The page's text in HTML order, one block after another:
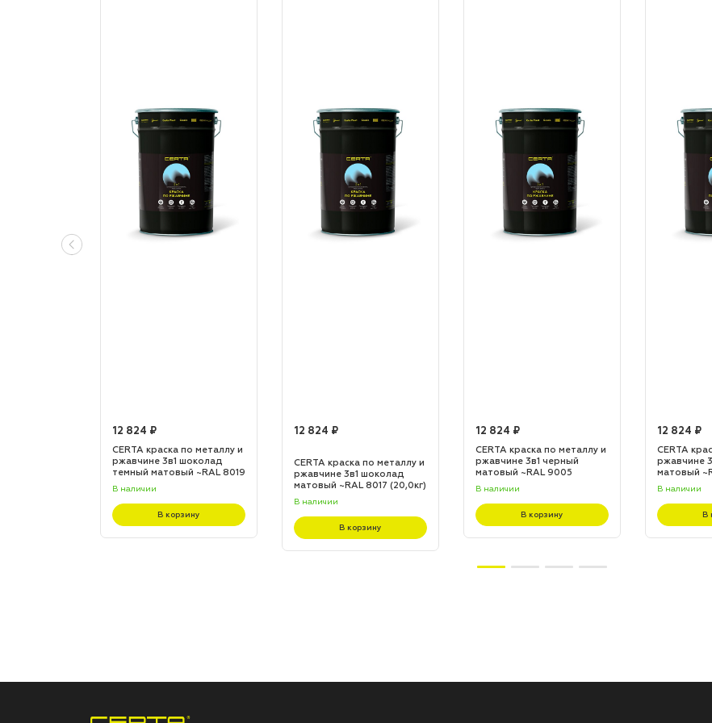
12 824 ₽
CERTA краска по металлу и
ржавчине 3в1 шоколад
темный матовый ~RAL 8019
В наличии
В корзину
12 824 ₽
CERTA краска по металлу и
ржавчине 3в1 шоколад
матовый ~RAL 8017 (20,0кг)
В наличии
В корзину
12 824 ₽
CERTA краска по металлу и
ржавчине 3в1 черный
матовый ~RAL 9005
В наличии
В корзину
12 824 ₽
CERTA
ржавчине
матовый
В наличии
В